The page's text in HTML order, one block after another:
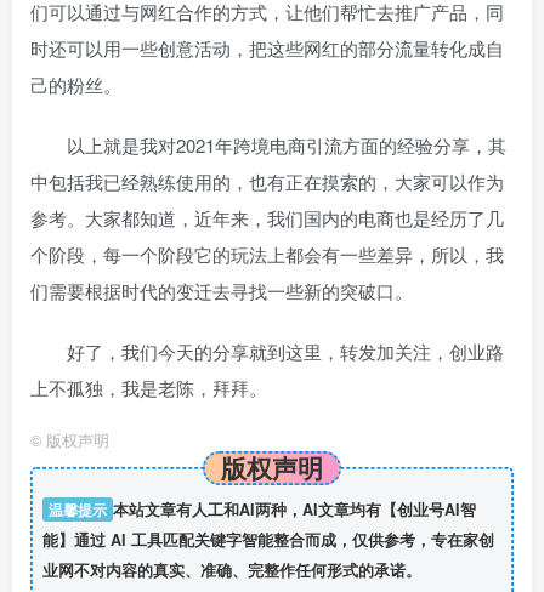
们可以通过与网红合作的方式，让他们帮忙去推广产品，同
时还可以用一些创意活动，把这些网红的部分流量转化成自
己的粉丝。
以上就是我对2021年跨境电商引流方面的经验分享，其
中包括我已经熟练使用的，也有正在摸索的，大家可以作为
参考。大家都知道，近年来，我们国内的电商也是经历了几
个阶段，每一个阶段它的玩法上都会有一些差异，所以，我
们需要根据时代的变迁去寻找一些新的突破口。
好了，我们今天的分享就到这里，转发加关注，创业路
上不孤独，我是老陈，拜拜。
© 版权声明
版权声明
温馨提示 本站文章有人工和AI两种，AI文章均有【创业号AI智
能】通过 AI 工具匹配关键字智能整合而成，仅供参考，专在家创
业网不对内容的真实、准确、完整作任何形式的承诺。